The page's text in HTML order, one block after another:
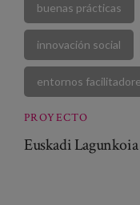
buenas prácticas
innovación social
entornos
PROYECTO
Euskadi Lagunkoia